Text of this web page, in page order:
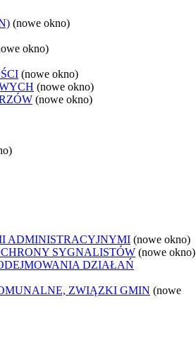
(nowe okno)
okno)
(nowe okno)
(nowe okno)
(nowe okno)
ADMINISTRACYJNYMI (nowe okno)
SYGNALISTÓW (nowe okno)
DZIAŁAŃ
ZWIĄZKI GMIN (nowe